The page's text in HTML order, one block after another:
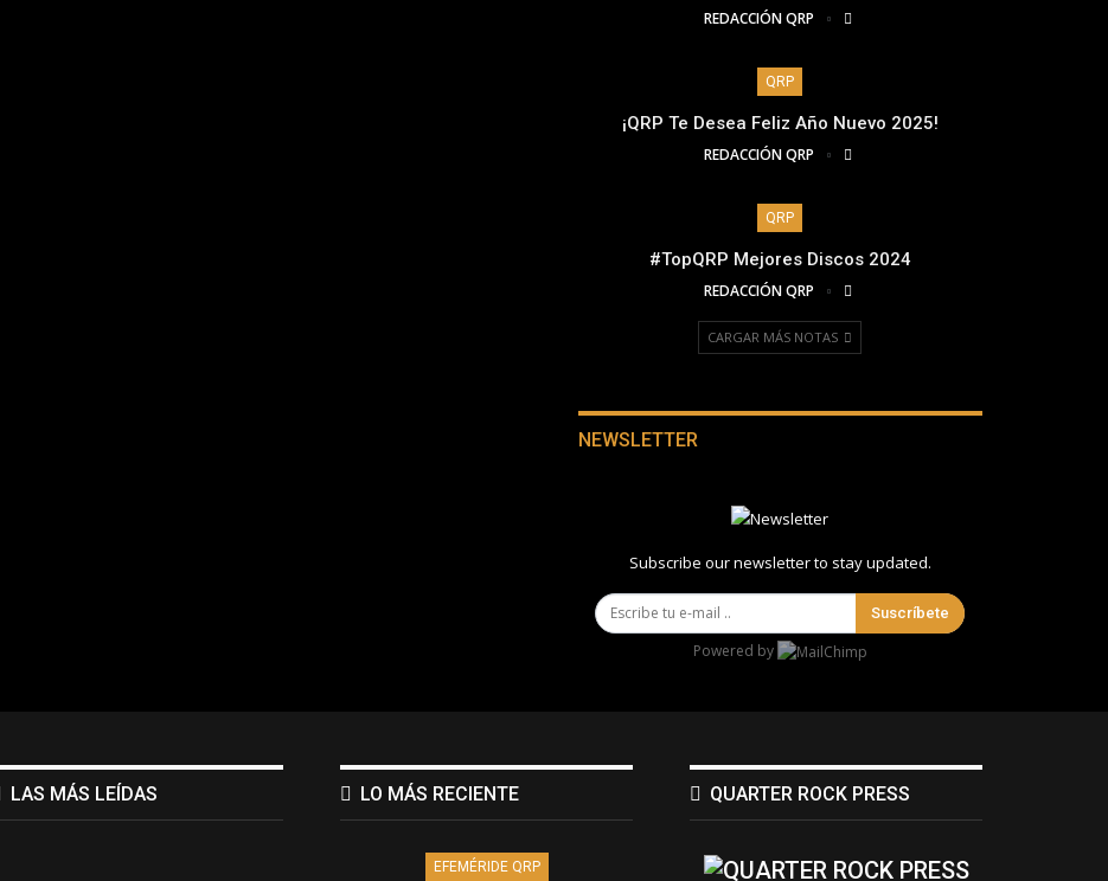
REDACCIÓN QRP
QRP
¡QRP Te Desea Feliz Año Nuevo 2025!
REDACCIÓN QRP
QRP
#TopQRP Mejores Discos 2024
REDACCIÓN QRP
CARGAR MÁS NOTAS
NEWSLETTER
Subscribe our newsletter to stay updated.
Suscríbete
Powered by
LAS MÁS LEÍDAS LO MÁS RECIENTE
EFEMÉRIDE QRP
QUARTER ROCK PRESS